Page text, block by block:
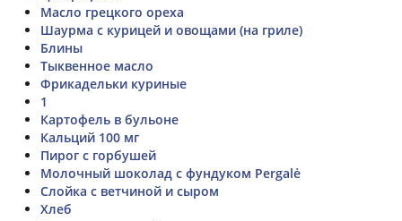
Масло грецкого ореха
Шаурма с курицей и овощами (на гриле)
Блины
Тыквенное масло
Фрикадельки куриные
1
Картофель в бульоне
Кальций 100 мг
Пирог с горбушей
Молочный шоколад с фундуком Pergalė
Слойка с ветчиной и сыром
Хлеб